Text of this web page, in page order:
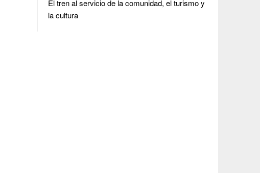
El tren al servicio de la comunidad, el turismo y
la cultura